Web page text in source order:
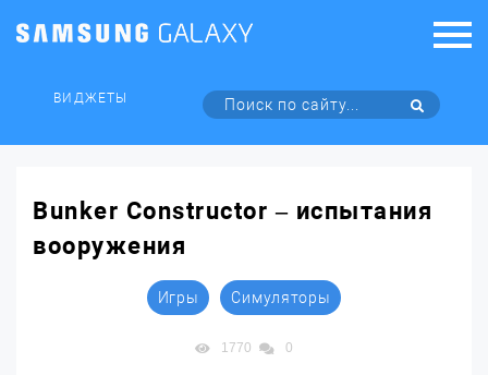
ВИДЖЕТЫ
Bunker Constructor – испытания
вооружения
Игры Симуляторы
1770 0